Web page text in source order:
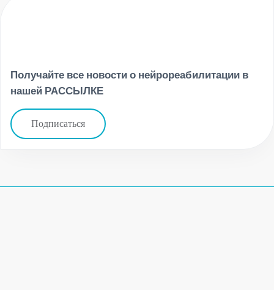
Получайте все новости о нейрореабилитации в
нашей РАССЫЛКЕ
Подписаться